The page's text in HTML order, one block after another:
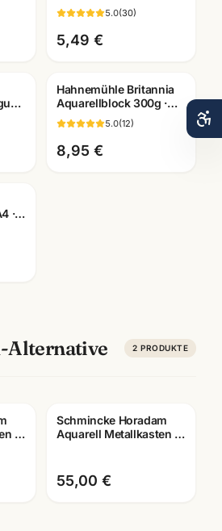
Künstlerfarben einzeln ·
alle Farben
5.0(30)
5,49 €
Hahnemühle Britannia
Aquarellblock 300g ·
matt/rau ·
Künstlerbedarf
Mannheim
5.0(12)
8,95 €
·
Alternative 2 PRODUKTE
·
Schmincke Horadam
Aquarell Metallkasten ·
Mannheim
55,00 €